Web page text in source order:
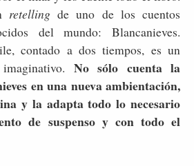
retellingde uno de los cuentos
del mundo: Blancanieves.
contado a dos tiempos, es un
No sólo cuenta la
en una nueva ambientación,
y la adapta todo lo necesario
de suspenso y con todo el